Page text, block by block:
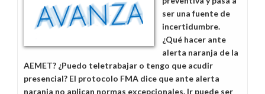
ser una fuente de
incertidumbre.
¿Qué hacer ante
alerta naranja de la
AEMET? ¿Puedo teletrabajar o tengo que acudir
presencial? El protocolo FMA dice que ante alerta
naranja no aplican normas excepcionales. Ir puede ser